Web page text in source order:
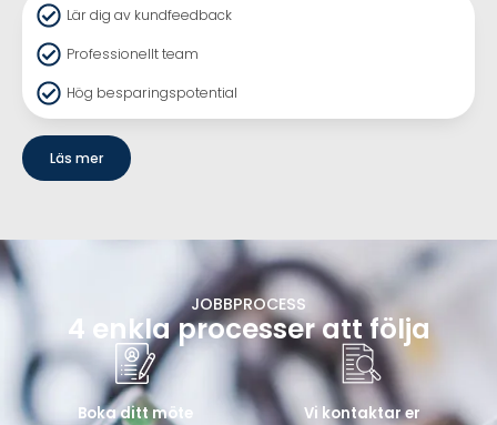
Lär dig av kundfeedback
Professionellt team
Hög besparingspotential
Läs mer
JOBBPROCESS
4 enkla processer att följa
Boka ditt möte Vi kontaktar er